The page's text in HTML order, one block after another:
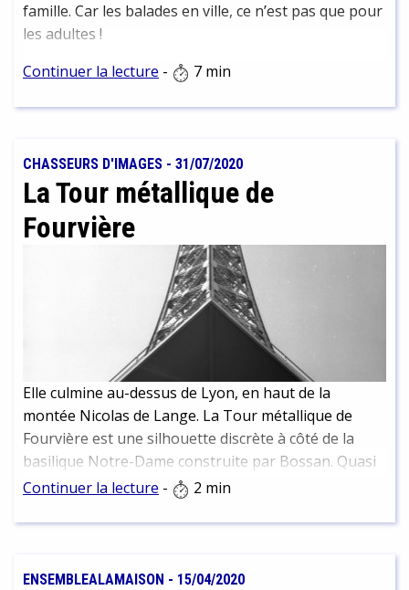
famille. Car les balades en ville, ce n’est pas que pour
les adultes !
Continuer la lecture - 7 min
CHASSEURS D'IMAGES - 31/07/2020
La Tour métallique de
Fourvière
Elle culmine au-dessus de Lyon, en haut de la
montée Nicolas de Lange. La Tour métallique de
Fourvière est une silhouette discrète à côté de la
basilique Notre-Dame construite par Bossan. Quasi
contemporains, les deux monuments témoignent de
Continuer la lecture - 2 min
ENSEMBLEALAMAISON - 15/04/2020